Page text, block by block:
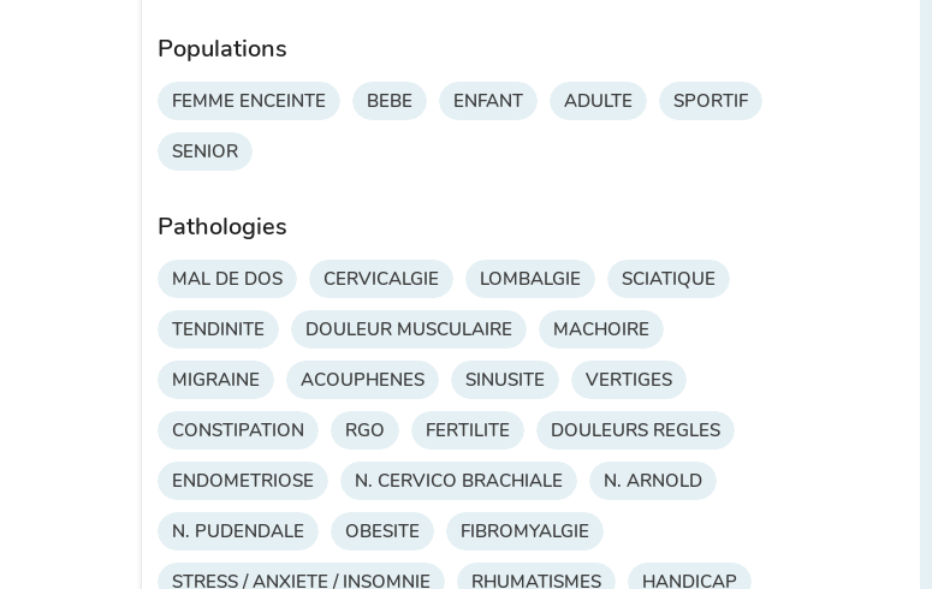
Populations
FEMME ENCEINTE BEBE ENFANT ADULTE SPORTIF
SENIOR
Pathologies
MAL DE DOS CERVICALGIE LOMBALGIE SCIATIQUE
TENDINITE DOULEUR MUSCULAIRE MACHOIRE
MIGRAINE ACOUPHENES SINUSITE VERTIGES
CONSTIPATION RGO FERTILITE DOULEURS REGLES
ENDOMETRIOSE N. CERVICO BRACHIALE N. ARNOLD
N. PUDENDALE OBESITE FIBROMYALGIE
STRESS / ANXIETE / INSOMNIE RHUMATISMES HANDICAP